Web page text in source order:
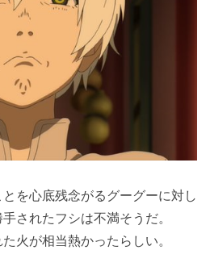
を心底残念がるグーグーに対し
されたフシは不満そうだ。
火が相当熱かったらしい。